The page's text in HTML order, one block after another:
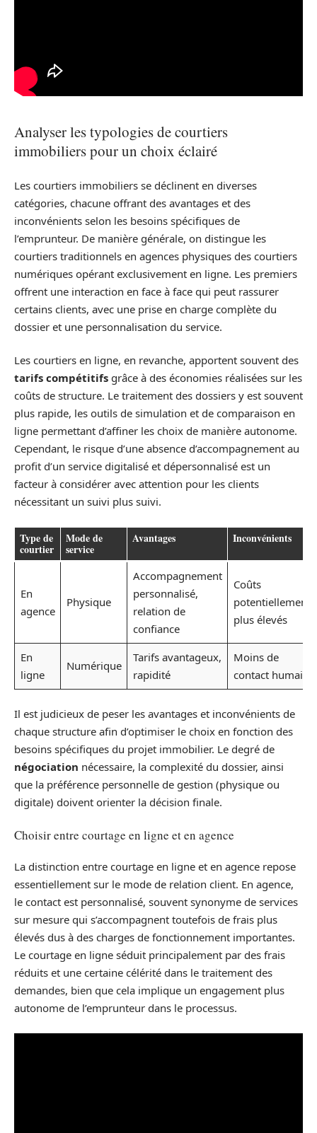
Analyser les typologies de courtiers
immobiliers pour un choix éclairé
Les courtiers immobiliers se déclinent en diverses
catégories, chacune offrant des avantages et des
inconvénients selon les besoins spécifiques de
l’emprunteur. De manière générale, on distingue les
courtiers traditionnels en agences physiques des courtiers
numériques opérant exclusivement en ligne. Les premiers
offrent une interaction en face à face qui peut rassurer
certains clients, avec une prise en charge complète du
dossier et une personnalisation du service.
Les courtiers en ligne, en revanche, apportent souvent des
tarifs compétitifs grâce à des économies réalisées sur les
coûts de structure. Le traitement des dossiers y est souvent
plus rapide, les outils de simulation et de comparaison en
ligne permettant d’affiner les choix de manière autonome.
Cependant, le risque d’une absence d’accompagnement au
profit d’un service digitalisé et dépersonnalisé est un
facteur à considérer avec attention pour les clients
nécessitant un suivi plus suivi.
Type de
courtier
Mode de
service
Avantages Inconvénients
En
agence
Physique
Accompagnement
personnalisé,
relation de
confiance
Coûts
potentiellement
plus élevés
En
ligne
Numérique
Tarifs avantageux,
rapidité
Moins de
contact humain
Il est judicieux de peser les avantages et inconvénients de
chaque structure afin d’optimiser le choix en fonction des
besoins spécifiques du projet immobilier. Le degré de
négociation nécessaire, la complexité du dossier, ainsi
que la préférence personnelle de gestion (physique ou
digitale) doivent orienter la décision finale.
Choisir entre courtage en ligne et en agence
La distinction entre courtage en ligne et en agence repose
essentiellement sur le mode de relation client. En agence,
le contact est personnalisé, souvent synonyme de services
sur mesure qui s’accompagnent toutefois de frais plus
élevés dus à des charges de fonctionnement importantes.
Le courtage en ligne séduit principalement par des frais
réduits et une certaine célérité dans le traitement des
demandes, bien que cela implique un engagement plus
autonome de l’emprunteur dans le processus.